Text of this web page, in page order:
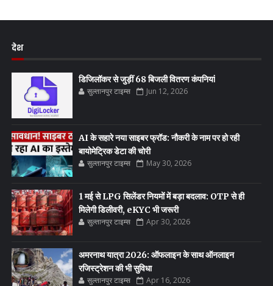
देश
डिजिलॉकर से जुड़ीं 68 बिजली वितरण कंपनियां
सुल्तानपुर टाइम्स Jun 12, 2026
AI के सहारे नया साइबर फ्रॉड: नौकरी के नाम पर हो रही
बायोमेट्रिक डेटा की चोरी
सुल्तानपुर टाइम्स May 30, 2026
1 मई से LPG सिलेंडर नियमों में बड़ा बदलाव: OTP से ही
मिलेगी डिलीवरी, eKYC भी जरूरी
सुल्तानपुर टाइम्स Apr 30, 2026
अमरनाथ यात्रा 2026: ऑफलाइन के साथ ऑनलाइन
रजिस्ट्रेशन की भी सुविधा
सुल्तानपुर टाइम्स Apr 16, 2026